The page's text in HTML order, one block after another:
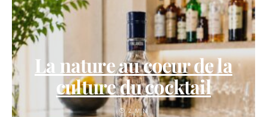
La nature au coeur de la
culture du cocktail
2 MIN